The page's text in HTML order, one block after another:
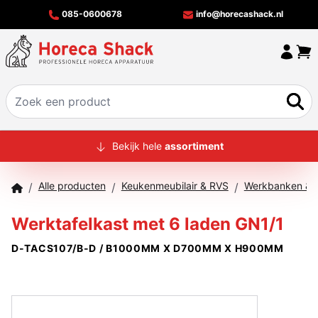
085-0600678 info@horecashack.nl
HOME
MERKEN
OFFERTECHECKER
Bekijk hele assortiment
/ Alle producten / Keukenmeubilair & RVS / Werkbanken &
Werktafelkast met 6 laden GN1/1
D-TACS107/B-D / B1000MM X D700MM X H900MM